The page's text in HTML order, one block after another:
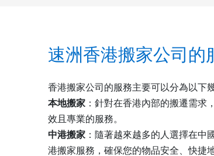
速洲香港搬家公司的
香港搬家公司的服務主要可以分為以下
本地搬家 ：針對在香港內部的搬遷需求
效且專業的服務。
中港搬家 ：隨著越來越多的人選擇在中
港搬家服務，確保您的物品安全、快捷